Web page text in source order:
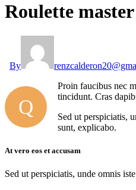
Roulette
By
Q
Proin faucibus nec
tincidunt. Cras
Sed ut perspiciatis,
sunt, explicabo.
At vero eos et accusam
Sed ut perspiciatis, unde omnis